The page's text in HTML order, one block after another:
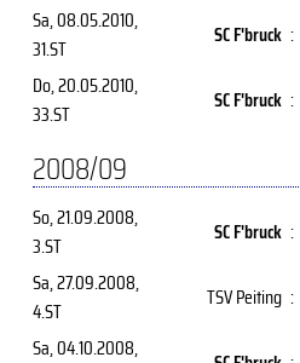
Sa, 08.05.2010,
31.ST
SC F'bruck :
Do, 20.05.2010,
33.ST
SC F'bruck :
2008/09
So, 21.09.2008,
3.ST
SC F'bruck :
Sa, 27.09.2008,
4.ST
TSV Peiting :
Sa, 04.10.2008,